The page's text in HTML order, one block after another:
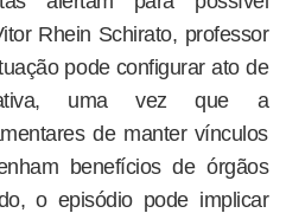
Rhein Schirato, professor
pode configurar ato de
uma vez que a
de manter vínculos
benefícios de órgãos
o episódio pode implicar